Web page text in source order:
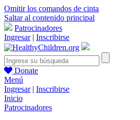
Omitir los comandos de cinta
Saltar al contenido principal
Patrocinadores
Ingresar| Inscribirse
Donate
Menú
Ingresar| Inscribirse
Inicio
Patrocinadores